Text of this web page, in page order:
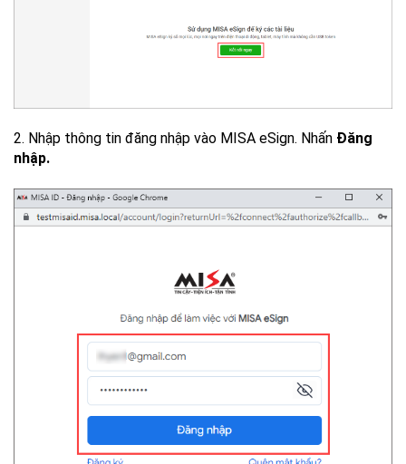
2. Nhập thông tin đăng nhập vào MISA eSign. Nhấn Đăng
nhập.